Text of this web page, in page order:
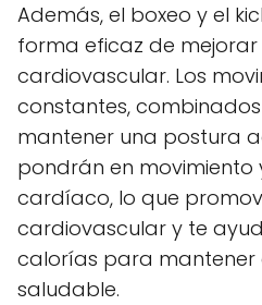
Además, el boxeo y el
forma eficaz de
cardiovascular. Los
constantes,
mantener una postura
pondrán en movimiento
cardíaco, lo que
cardiovascular y te
calorías para mantener
saludable.